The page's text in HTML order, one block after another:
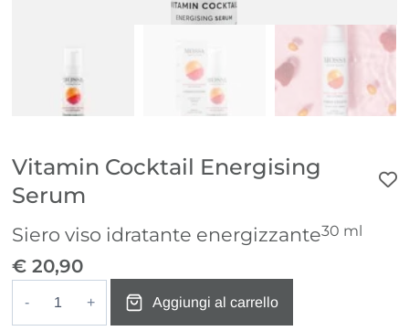
Vitamin Cocktail Energising
Serum
Siero viso idratante energizzante30 ml
€ 20,90
Vitamin
Aggiungi al carrello